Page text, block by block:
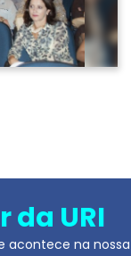
da URI
acontece na nossa